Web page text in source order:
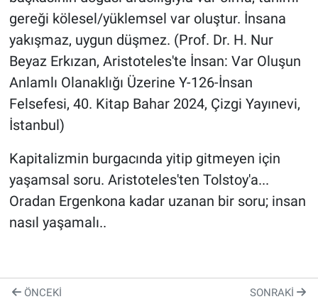
gereği kölesel/yüklemsel var oluştur. İnsana
yakışmaz, uygun düşmez. (Prof. Dr. H. Nur
Beyaz Erkızan, Aristoteles'te İnsan: Var Oluşun
Anlamlı Olanaklığı Üzerine Y-126-İnsan
Felsefesi, 40. Kitap Bahar 2024, Çizgi Yayınevi,
İstanbul)
Kapitalizmin burgacında yitip gitmeyen için
yaşamsal soru. Aristoteles'ten Tolstoy'a...
Oradan Ergenkona kadar uzanan bir soru; insan
nasıl yaşamalı..
ÖNCEKI SONRAKI